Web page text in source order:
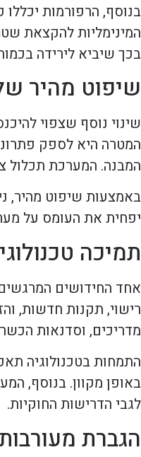
בנוסף, הרפורמות
המינימליות להקצאת
בכך שיביא לירידה
שיפוט מהיר
המטרה היא לספק
המבנה. המערכת תכלול
באמצעות שיפוט מהיר,
יפחית את העומס על
תמיכה
אחד החידושים
רישוי, תקנות חדשות,
מדריכים, וסדנאות
התמחות בטכנולוגיה
באופן מקוון. בנוסף,
לגבי הדרישות החוקיות.
הגברת